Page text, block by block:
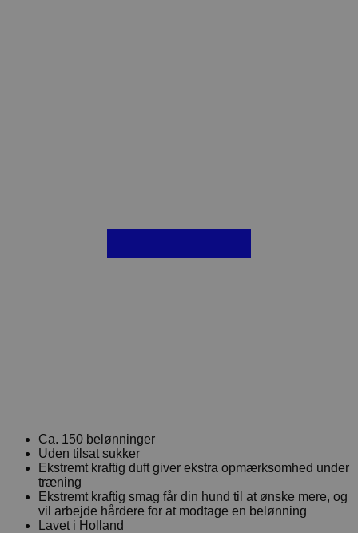
Ca. 150 belønninger
Uden tilsat sukker
Ekstremt kraftig duft giver ekstra opmærksomhed under
træning
Ekstremt kraftig smag får din hund til at ønske mere, og
vil arbejde hårdere for at modtage en belønning
Lavet i Holland